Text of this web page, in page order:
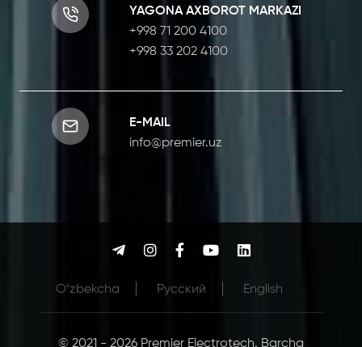
YAGONA AXBOROT MARKAZI
+998 71 200 4100
+998 33 202 4100
E-MAIL
info@premier.uz
© 2021 - 2026 Premier Electrotech. Barcha
O‘zbekcha Русcкий English